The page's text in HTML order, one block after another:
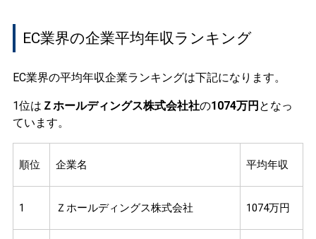
EC業界の企業平均年収ランキング
EC業界の平均年収企業ランキングは下記になります。
1位は Ｚホールディングス株式会社社の1074万円 となっ
ています。
順位 企業名 平均年収
1 Ｚホールディングス株式会社 1074万円